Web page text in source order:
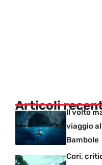
Articoli
Il volto
viaggio
Bambole
Cori,